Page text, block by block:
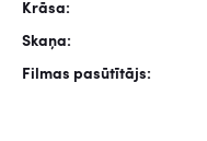
Krāsa:
Skaņa:
Filmas pasūtītājs: